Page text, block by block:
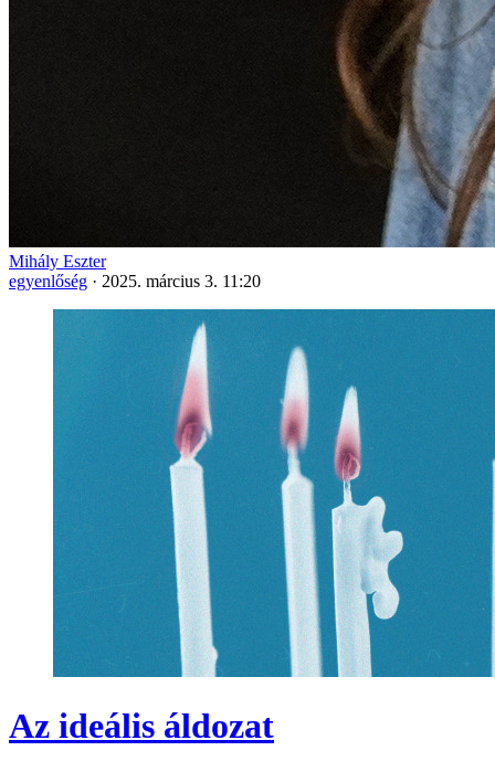
Mihály Eszter
egyenlőség · 2025. március 3. 11:20
Az ideális áldozat